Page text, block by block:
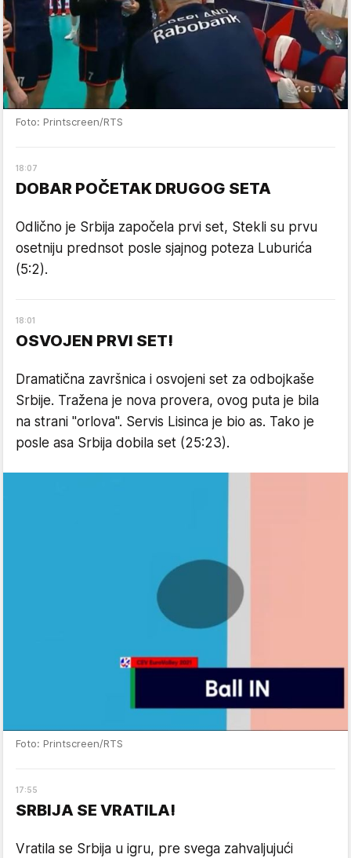
Foto: Printscreen/RTS
18:07
DOBAR POČETAK DRUGOG SETA
Odlično je Srbija započela prvi set, Stekli su prvu
osetniju prednsot posle sjajnog poteza Luburića
(5:2).
18:01
OSVOJEN PRVI SET!
Dramatična završnica i osvojeni set za odbojkaše
Srbije. Tražena je nova provera, ovog puta je bila
na strani "orlova". Servis Lisinca je bio as. Tako je
posle asa Srbija dobila set (25:23).
Foto: Printscreen/RTS
17:55
SRBIJA SE VRATILA!
Vratila se Srbija u igru, pre svega zahvaljujući